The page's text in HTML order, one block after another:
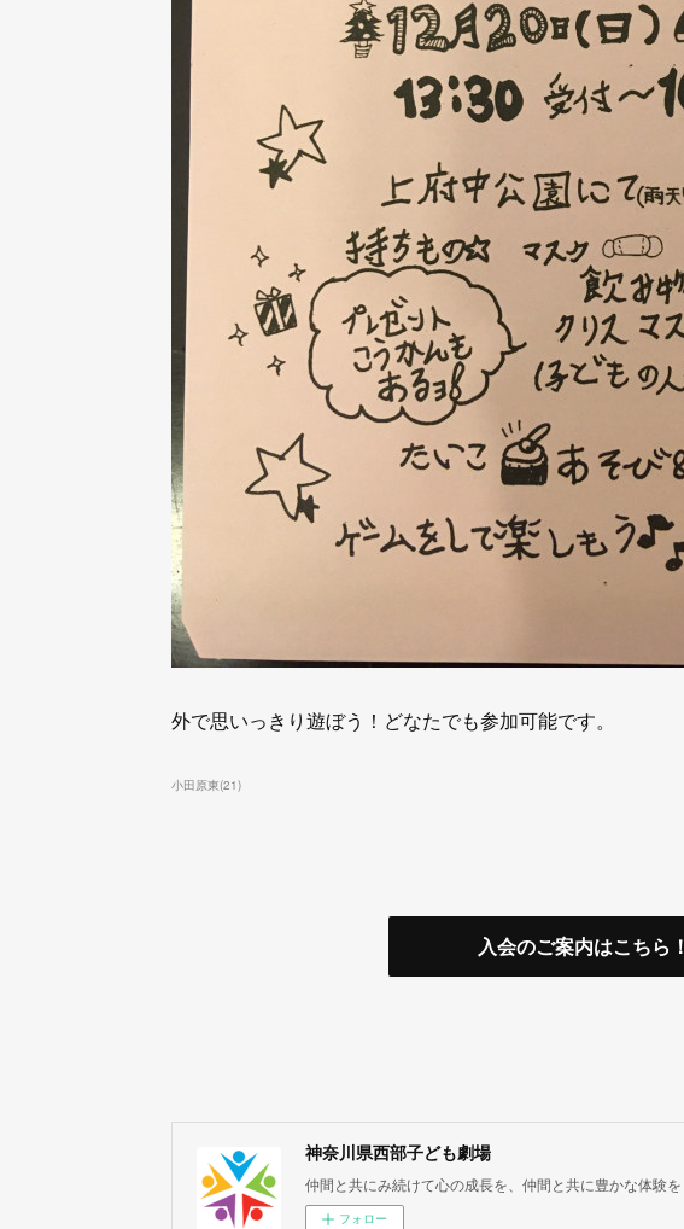
外で思いっきり遊ぼう！どなたでも参加可能です。
小田原東(21)
入会のご案内はこちら！
神奈川県西部子ども劇場
仲間と共にみ続けて心の成長を、仲間と共に豊かな体験を
フォロー